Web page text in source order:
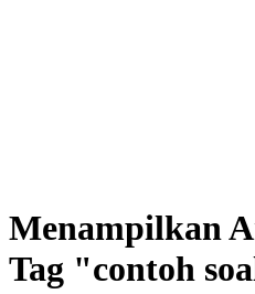
Menampilkan
Tag "contoh